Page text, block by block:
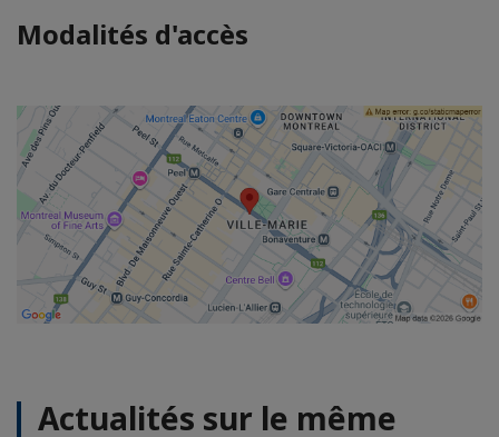
Modalités d'accès
Actualités sur le même